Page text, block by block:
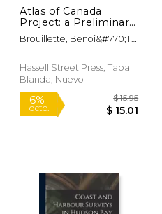
Atlas of Canada
Project: a Preliminary
Survey (en Inglés)
Brouillette, Benoi&#770;t
Hassell Street Press, Tapa
Blanda, Nuevo